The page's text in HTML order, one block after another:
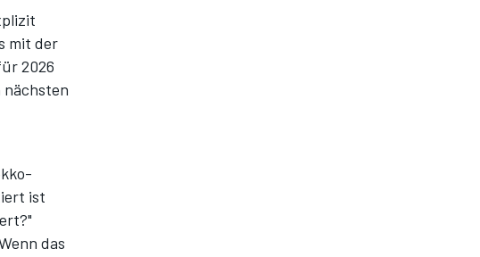
mit der
2026
nächsten
ist
das